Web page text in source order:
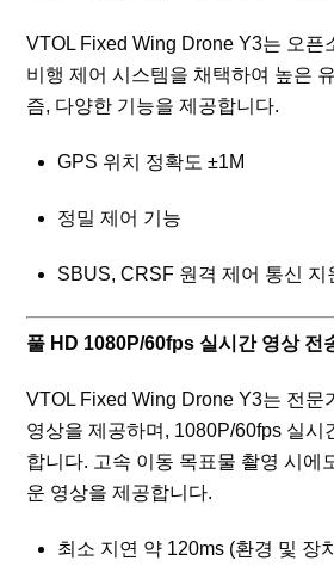
VTOL Fixed Wing Drone Y3는 오픈
비행 제어 시스템을 채택하여 높은
즘, 다양한 기능을 제공합니다.
GPS 위치 정확도 ±1M
정밀 제어 기능
SBUS, CRSF 원격 제어 통신 지
풀 HD 1080P/60fps 실시간 영상 전
VTOL Fixed Wing Drone Y3는 전문
영상을 제공하며, 1080P/60fps 실시
합니다. 고속 이동 목표물 촬영 시에
운 영상을 제공합니다.
최소 지연 약 120ms (환경 및 장